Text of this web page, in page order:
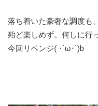
落ち着いた豪奢な調度も
殆ど楽しめず。何しに行
今回リベンジ( ･`ω･´)b